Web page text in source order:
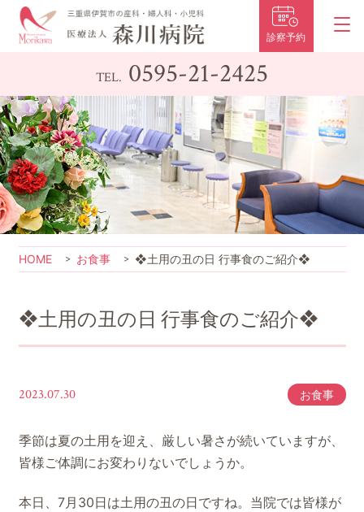
診察予約
TEL. 0595-21-2425
HOME お食事 ❖土用の丑の日 行事食のご紹介❖
❖土用の丑の日 行事食のご紹介❖
2023.07.30 お食事
季節は夏の土用を迎え、厳しい暑さが続いていますが、
皆様ご体調にお変わりないでしょうか。
本日、7月30日は土用の丑の日ですね。当院では皆様が